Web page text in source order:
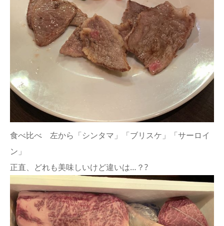
食べ比べ 左から「シンタマ」「ブリスケ」「サーロイ
ン」
正直、どれも美味しいけど違いは…？?